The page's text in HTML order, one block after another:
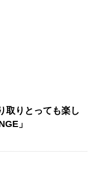
取りとっても楽し
」